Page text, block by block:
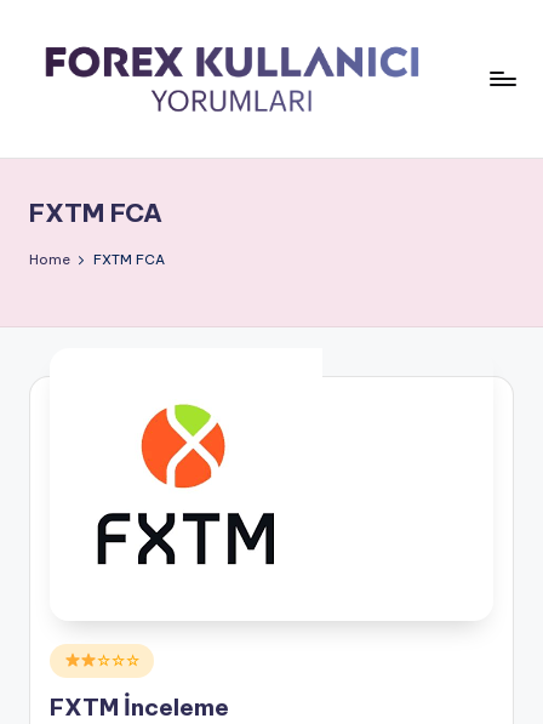
FXTM FCA
Home FXTM FCA
Posted
in
☆☆☆
FXTM İnceleme